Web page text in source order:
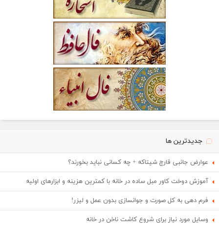
جدیدترین ها
عوارض جانبی قارچ شیتاکه + چه کسانی نباید بخورند؟
آموزش دوخت کاور مبل ساده در خانه با کمترین هزینه و ابزارهای اولیه
فرم دهی به کل صورت و جوانسازی بدون عمل و لیزر!
وسایل مورد نیاز برای شروع کاشت ناخن در خانه